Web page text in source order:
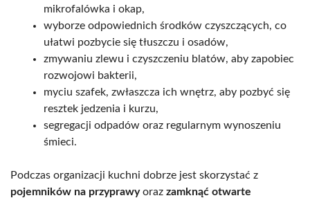
mikrofalówka i okap,
wyborze odpowiednich środków czyszczących, co
ułatwi pozbycie się tłuszczu i osadów,
zmywaniu zlewu i czyszczeniu blatów, aby zapobiec
rozwojowi bakterii,
myciu szafek, zwłaszcza ich wnętrz, aby pozbyć się
resztek jedzenia i kurzu,
segregacji odpadów oraz regularnym wynoszeniu
śmieci.
Podczas organizacji kuchni dobrze jest skorzystać z
pojemników na przyprawyoraz zamknąć otwarte